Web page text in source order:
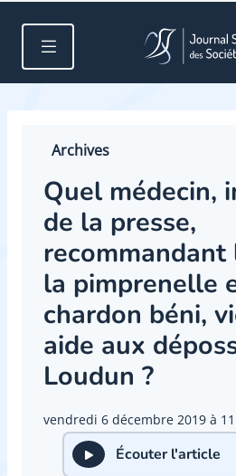
Archives
Quel médecin,
de la presse,
recommandant
la pimprenelle
chardon béni,
aide aux
Loudun ?
vendredi 6 décembre 2019 à
Écouter l'article